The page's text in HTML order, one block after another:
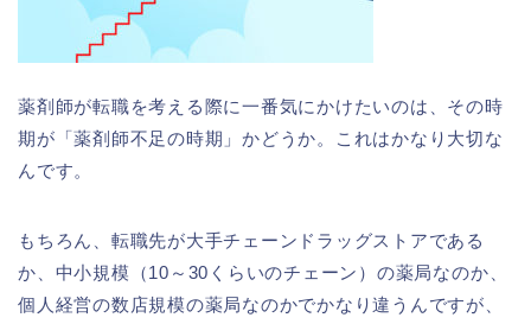
薬剤師が転職を考える際に一番気にかけたいのは、その時
期が「薬剤師不足の時期」かどうか。これはかなり大切な
んです。
もちろん、転職先が大手チェーンドラッグストアである
か、中小規模（10～30くらいのチェーン）の薬局なのか、
個人経営の数店規模の薬局なのかでかなり違うんですが、